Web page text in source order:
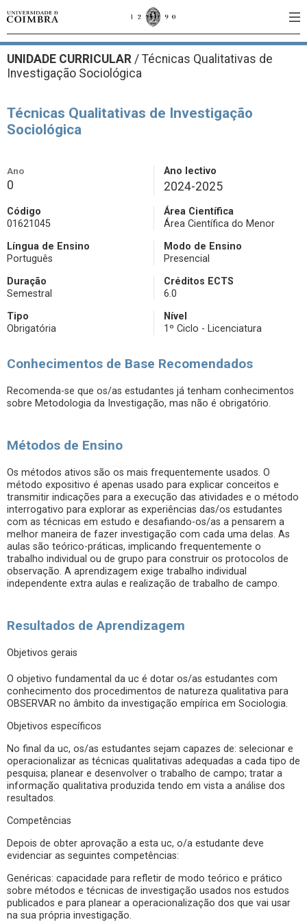
UNIDADE CURRICULAR / Técnicas Qualitativas de
Investigação Sociológica
Técnicas Qualitativas de Investigação
Sociológica
Ano
0
Ano lectivo
2024-2025
Código
01621045
Área Científica
Área Científica do Menor
Língua de Ensino
Português
Modo de Ensino
Presencial
Duração
Semestral
Créditos ECTS
6.0
Tipo
Obrigatória
Nível
1º Ciclo - Licenciatura
Conhecimentos de Base Recomendados
Recomenda-se que os/as estudantes já tenham conhecimentos
sobre Metodologia da Investigação, mas não é obrigatório.
Métodos de Ensino
Os métodos ativos são os mais frequentemente usados. O
método expositivo é apenas usado para explicar conceitos e
transmitir indicações para a execução das atividades e o método
interrogativo para explorar as experiências das/os estudantes
com as técnicas em estudo e desafiando-os/as a pensarem a
melhor maneira de fazer investigação com cada uma delas. As
aulas são teórico-práticas, implicando frequentemente o
trabalho individual ou de grupo para construir os protocolos de
observação. A aprendizagem exige trabalho individual
independente extra aulas e realização de trabalho de campo.
Resultados de Aprendizagem
Objetivos gerais
O objetivo fundamental da uc é dotar os/as estudantes com
conhecimento dos procedimentos de natureza qualitativa para
OBSERVAR no âmbito da investigação empírica em Sociologia.
Objetivos específicos
No final da uc, os/as estudantes sejam capazes de: selecionar e
operacionalizar as técnicas qualitativas adequadas a cada tipo de
pesquisa; planear e desenvolver o trabalho de campo; tratar a
informação qualitativa produzida tendo em vista a análise dos
resultados.
Competências
Depois de obter aprovação a esta uc, o/a estudante deve
evidenciar as seguintes competências:
Genéricas: capacidade para refletir de modo teórico e prático
sobre métodos e técnicas de investigação usados nos estudos
publicados e para planear a operacionalização dos que vai usar
na sua própria investigação.